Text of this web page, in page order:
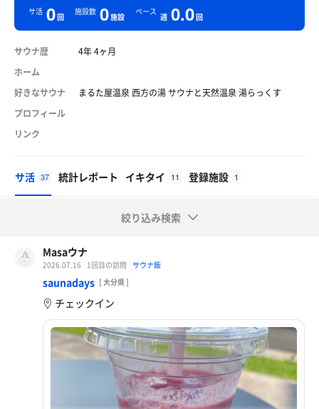
サ活 0回
施設数 0施設
ペース
週 0.0回
サウナ歴
4年 4ヶ月
ホーム
好きなサウナ
まるた屋温泉 西方の湯 サウナと天然温泉 湯らっくす
プロフィール
リンク
サ活 37 統計レポート イキタイ 11 登録施設 1
絞り込み検索
Masaウナ
2026.07.16 1回目の訪問 サウナ飯
saunadays [ 大分県 ]
チェックイン